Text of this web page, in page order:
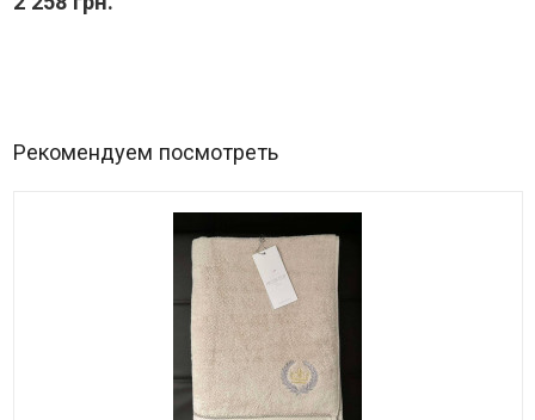
Рекомендуем посмотреть